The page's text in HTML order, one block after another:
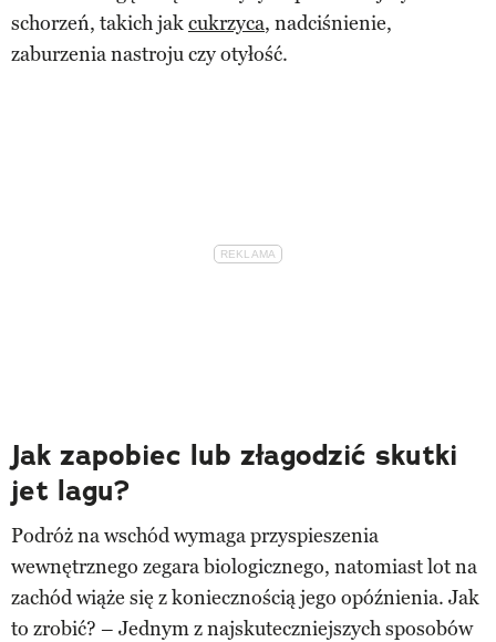
schorzeń, takich jakcukrzyca, nadciśnienie,
zaburzenia nastroju czy otyłość.
Jak zapobiec lub złagodzić skutki
jet lagu?
Podróż na wschód wymaga przyspieszenia
wewnętrznego zegara biologicznego, natomiast lot na
zachód wiąże się z koniecznością jego opóźnienia. Jak
to zrobić? – Jednym z najskuteczniejszych sposobów